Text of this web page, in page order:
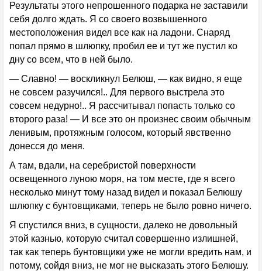
Результаты этого непрошенного подарка не заставили
себя долго ждать. Я со своего возвышенного
местоположения видел все как на ладони. Снаряд
попал прямо в шлюпку, пробил ее и тут же пустил ко
дну со всем, что в ней было.
— Славно! — воскликнул Белюш, — как видно, я еще
не совсем разучился!.. Для первого выстрела это
совсем недурно!.. Я рассчитывал попасть только со
второго раза! — И все это он произнес своим обычным
ленивым, протяжным голосом, который явственно
донесся до меня.
А там, вдали, на серебристой поверхности
освещенного луною моря, на том месте, где я всего
несколько минут тому назад видел и показал Белюшу
шлюпку с бунтовщиками, теперь не было ровно ничего.
Я спустился вниз, в сущности, далеко не довольный
этой казнью, которую считал совершенно излишней,
так как теперь бунтовщики уже не могли вредить нам, и
потому, сойдя вниз, не мог не высказать этого Белюшу.